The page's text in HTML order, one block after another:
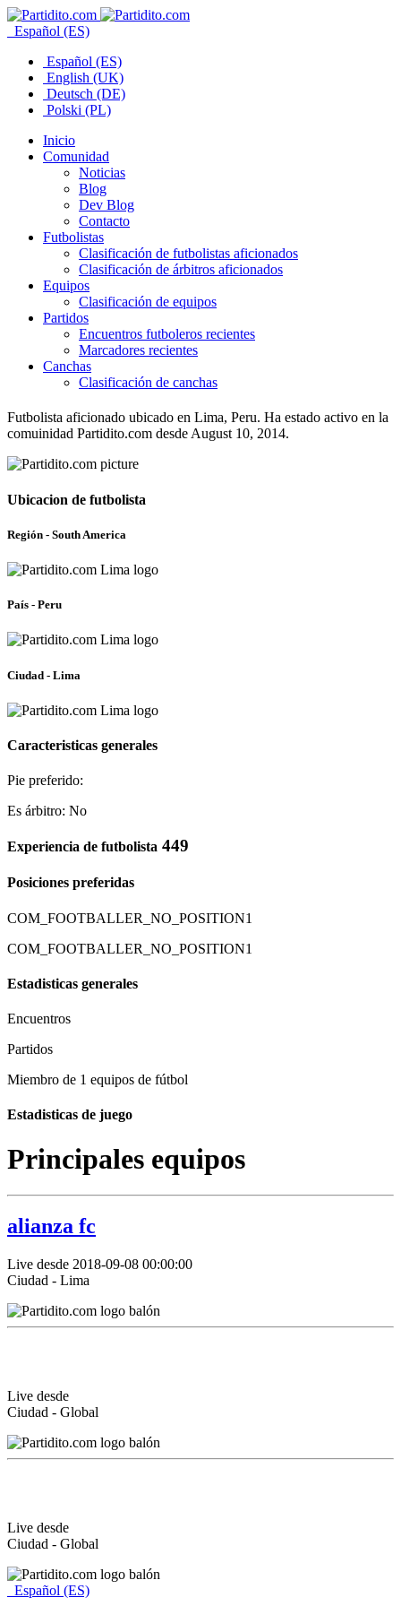
Español (ES)
Español (ES)
English (UK)
Deutsch (DE)
Polski (PL)
Inicio
Comunidad
Noticias
Blog
Dev Blog
Contacto
Futbolistas
Clasificación de futbolistas aficionados
Clasificación de árbitros aficionados
Equipos
Clasificación de equipos
Partidos
Encuentros futboleros recientes
Marcadores recientes
Canchas
Clasificación de canchas
Futbolista aficionado ubicado en Lima, Peru. Ha estado activo en la
comuinidad Partidito.com desde August 10, 2014.
Ubicacion de futbolista
Región - South America
País - Peru
Ciudad - Lima
Caracteristicas generales
Pie preferido:
Es árbitro: No
Experiencia de futbolista 449
Posiciones preferidas
COM_FOOTBALLER_NO_POSITION1
COM_FOOTBALLER_NO_POSITION1
Estadisticas generales
Encuentros
Partidos
Miembro de 1 equipos de fútbol
Estadisticas de juego
Principales equipos
alianza fc
Live desde 2018-09-08 00:00:00
Ciudad - Lima
Live desde
Ciudad - Global
Live desde
Ciudad - Global
Español (ES)